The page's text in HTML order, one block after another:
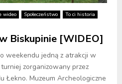
wideo Społeczeństwo
To ci historia
Biskupinie [WIDEO]
weekendu jedną z atrakcji w
zorganizowany przez
Łekno. Muzeum Archeologiczne